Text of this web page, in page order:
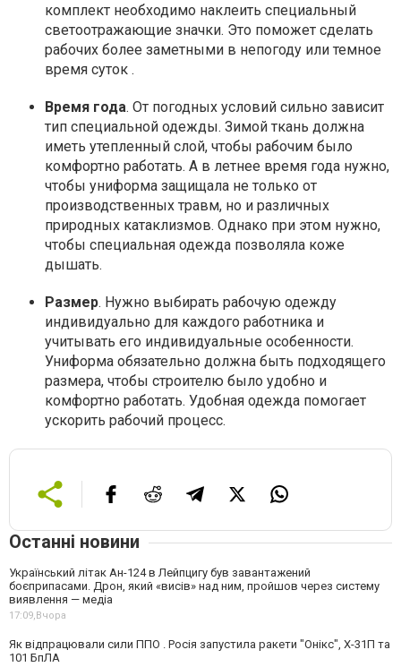
комплект необходимо наклеить специальный
светоотражающие значки. Это поможет сделать
рабочих более заметными в непогоду или темное
время суток .
Время года. От погодных условий сильно зависит
тип специальной одежды. Зимой ткань должна
иметь утепленный слой, чтобы рабочим было
комфортно работать. А в летнее время года нужно,
чтобы униформа защищала не только от
производственных травм, но и различных
природных катаклизмов. Однако при этом нужно,
чтобы специальная одежда позволяла коже
дышать.
Размер. Нужно выбирать рабочую одежду
индивидуально для каждого работника и
учитывать его индивидуальные особенности.
Униформа обязательно должна быть подходящего
размера, чтобы строителю было удобно и
комфортно работать. Удобная одежда помогает
ускорить рабочий процесс.
Останні новини
Український літак Ан-124 в Лейпцигу був завантажений
боєприпасами. Дрон, який «висів» над ним, пройшов через систему
виявлення — медіа
17:09,Вчора
Як відпрацювали сили ППО . Росія запустила ракети "Онікс", Х-31П та
101 БпЛА